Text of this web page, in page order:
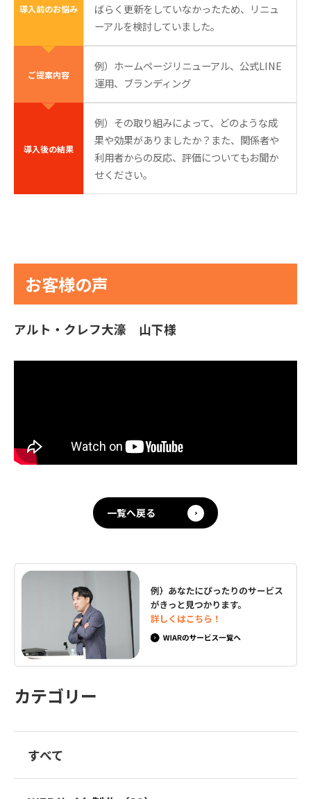
導入前のお悩み
ばらく更新をしていなかったため、リニュ
ーアルを検討していました。
ご提案内容
例）ホームページリニューアル、公式LINE
運用、ブランディング
導入後の結果
例）その取り組みによって、どのような成
果や効果がありましたか？また、関係者や
利用者からの反応、評価についてもお聞か
せください。
お客様の声
アルト・クレフ大濠 山下様
一覧へ戻る
カテゴリー
すべて